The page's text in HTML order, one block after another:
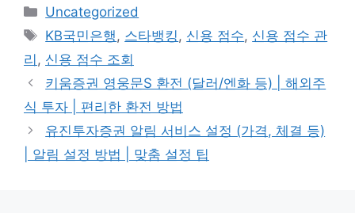
카
테
리
Uncategorized
태
그
KB국민은행, 스타뱅킹, 신용 점수, 신용 점수 관
리 , 신용 점수 조회
키움증권 영웅문S 환전 (달러/엔화 등) | 해외주
식 투자 | 편리한 환전 방법
유진투자증권 알림 서비스 설정 (가격, 체결 등)
| 알림 설정 방법 | 맞춤 설정 팁